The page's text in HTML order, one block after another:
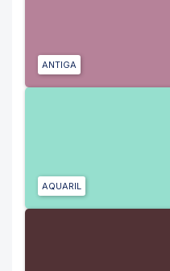
ANTIGA
AQUARIL